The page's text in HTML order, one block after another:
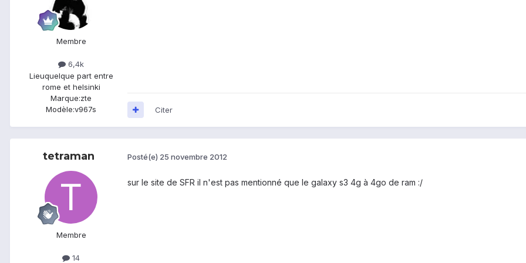
Membre
6,4k
Lieuquelque part entre
rome et helsinki
Marque:zte
Modèle:v967s Citer
tetraman
Membre
14
Posté(e) 25 novembre 2012
sur le site de SFR il n'est pas mentionné que le galaxy s3 4g à 4go de ram :/